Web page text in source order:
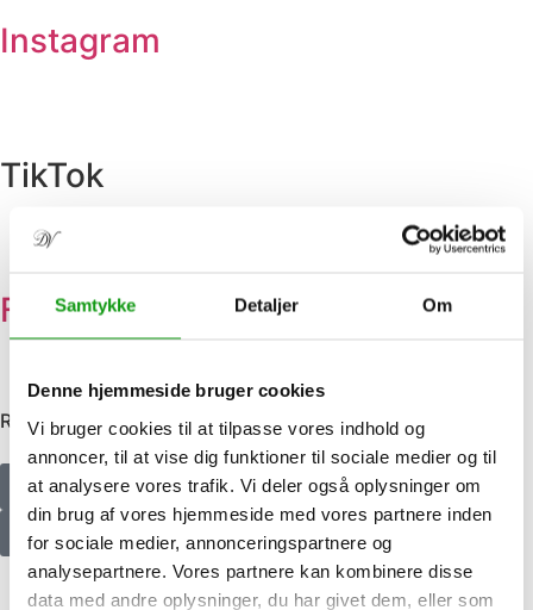
Samtykke Detaljer Om
Denne hjemmeside bruger cookies
Vi bruger cookies til at tilpasse vores indhold og
annoncer, til at vise dig funktioner til sociale medier og til
at analysere vores trafik. Vi deler også oplysninger om
din brug af vores hjemmeside med vores partnere inden
for sociale medier, annonceringspartnere og
analysepartnere. Vores partnere kan kombinere disse
data med andre oplysninger, du har givet dem, eller som
Instagram
TikTok
Facebook
Relaterede artikler
Se flere nyheder
Tilmeld nyhedsbrev